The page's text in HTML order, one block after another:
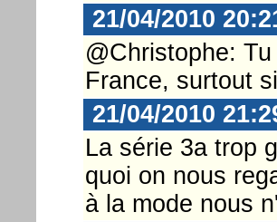
21/04/2010
@Christophe:
France, surtout
21/04/2010
La série 3a trop
quoi on nous
à la mode nous